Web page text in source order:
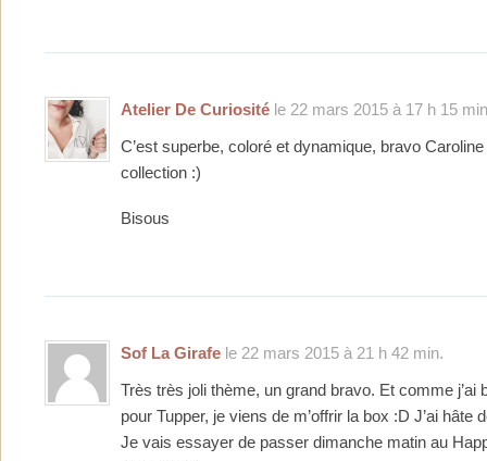
Atelier De Curiosité le 22 mars 2015 à 17 h 15
C’est superbe, coloré et dynamique, bravo
collection :)
Bisous
Sof La Girafe le 22 mars 2015 à 21 h 42 min.
Très très joli thème, un grand bravo. Et comme j’ai
pour Tupper, je viens de m’offrir la box :D J’ai hâte
Je vais essayer de passer dimanche matin au